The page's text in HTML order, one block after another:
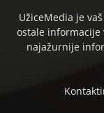
UžiceMedia je
ostale informacije
najažurnije